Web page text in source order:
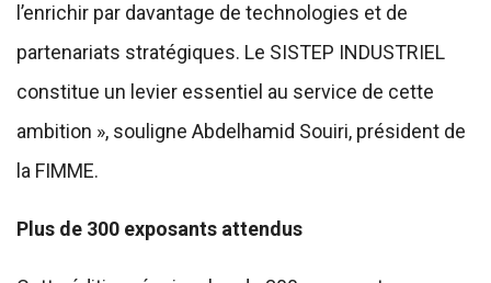
l’enrichir par davantage de technologies et de
partenariats stratégiques. Le SISTEP INDUSTRIEL
constitue un levier essentiel au service de cette
ambition », souligne Abdelhamid Souiri, président de
la FIMME.
Plus de 300 exposants attendus